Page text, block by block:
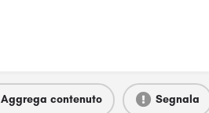
Aggrega contenuto Segnala